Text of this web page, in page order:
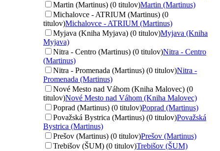
Martin (Martinus) (0 titulov)Martin (Martinus)
Michalovce - ATRIUM (Martinus) (0
titulov)Michalovce - ATRIUM (Martinus)
Myjava (Kniha Myjava) (0 titulov)Myjava (Kniha
Myjava)
Nitra - Centro (Martinus) (0 titulov)Nitra - Centro
(Martinus)
Nitra - Promenada (Martinus) (0 titulov)Nitra -
Promenada (Martinus)
Nové Mesto nad Váhom (Kniha Malovec) (0
titulov)Nové Mesto nad Váhom (Kniha Malovec)
Poprad (Martinus) (0 titulov)Poprad (Martinus)
Považská Bystrica (Martinus) (0 titulov)Považská
Bystrica (Martinus)
Prešov (Martinus) (0 titulov)Prešov (Martinus)
Trebišov (ŠUM) (0 titulov)Trebišov (ŠUM)